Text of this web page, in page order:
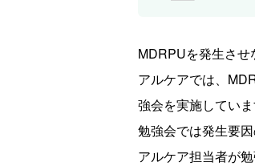
MDRPUを発生させ
アルケアでは、
強会を実施していま
勉強会では発生要
アルケア担当者が